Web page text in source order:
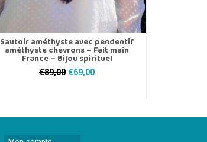
Sautoir améthyste avec pendentif
améthyste chevrons – Fait main
France – Bijou spirituel
€89,00 Le
€89,00.
€69,00Le
€69,00.